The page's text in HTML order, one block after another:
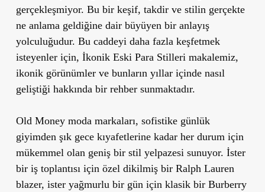
gerçekleşmiyor. Bu bir keşif, takdir ve stilin gerçekte
ne anlama geldiğine dair büyüyen bir anlayış
yolculuğudur. Bu caddeyi daha fazla keşfetmek
isteyenler için, İkonik Eski Para Stilleri makalemiz,
ikonik görünümler ve bunların yıllar içinde nasıl
geliştiği hakkında bir rehber sunmaktadır.
Old Money moda markaları, sofistike günlük
giyimden şık gece kıyafetlerine kadar her durum için
mükemmel olan geniş bir stil yelpazesi sunuyor. İster
bir iş toplantısı için özel dikilmiş bir Ralph Lauren
blazer, ister yağmurlu bir gün için klasik bir Burberry